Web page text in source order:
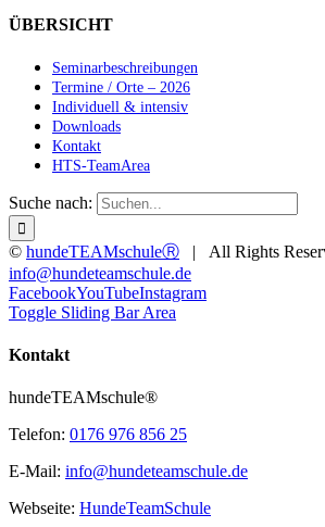
ÜBERSICHT
Seminarbeschreibungen
Termine / Orte – 2026
Individuell & intensiv
Downloads
Kontakt
HTS-TeamArea
Suche nach:
© hundeTEAMschuleⓇ | All Rights
info@hundeteamschule.de
FacebookYouTubeInstagram
Toggle Sliding Bar Area
Kontakt
hundeTEAMschule®
Telefon: 0176 976 856 25
E-Mail: info@hundeteamschule.de
Webseite: HundeTeamSchule